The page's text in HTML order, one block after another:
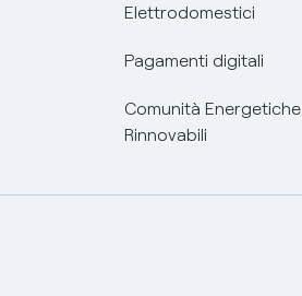
Elettrodomestici
Pagamenti digitali
Comunità Energetiche
Rinnovabili